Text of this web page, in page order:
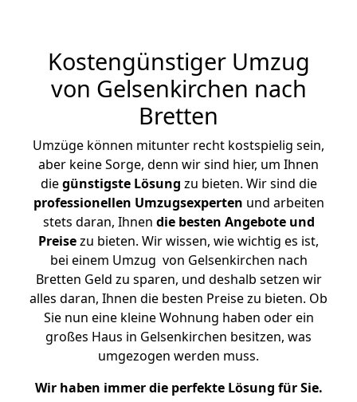
Kostengünstiger Umzug
von Gelsenkirchen nach
Bretten
Umzüge können mitunter recht kostspielig sein,
aber keine Sorge, denn wir sind hier, um Ihnen
diegünstigste Lösung zu bieten. Wir sind die
professionellen Umzugsexperten und arbeiten
stets daran, Ihnen die besten Angebote und
Preisezu bieten. Wir wissen, wie wichtig es ist,
bei einem Umzug von Gelsenkirchen nach
Bretten Geld zu sparen, und deshalb setzen wir
alles daran, Ihnen die besten Preise zu bieten. Ob
Sie nun eine kleine Wohnung haben oder ein
großes Haus in Gelsenkirchen besitzen, was
umgezogen werden muss.
Wir haben immer die perfekte Lösung für Sie.